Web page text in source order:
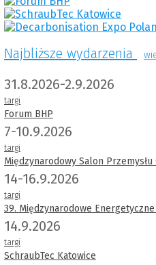
Najbliższe wydarzenia
31.8.2026-2.9.2026
targi
Forum BHP
7-10.9.2026
targi
Międzynarodowy Salon
14-16.9.2026
targi
39. Międzynarodowe Energetyczne
14.9.2026
targi
SchraubTec Katowice